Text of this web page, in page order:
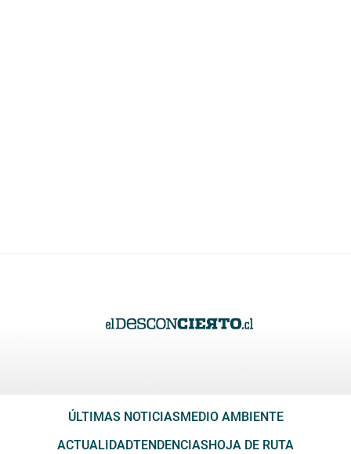
ÚLTIMAS NOTICIASMEDIO AMBIENTE
ACTUALIDADTENDENCIASHOJA DE RUTA